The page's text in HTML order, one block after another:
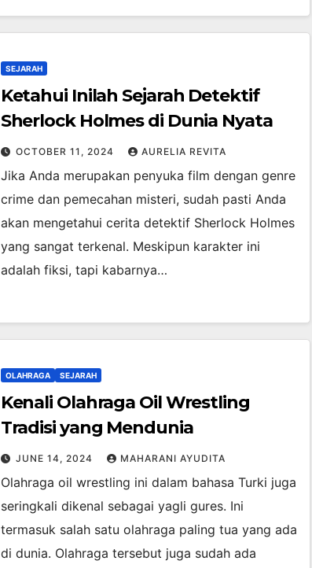
SEJARAH
Ketahui Inilah Sejarah Detektif
Sherlock Holmes di Dunia Nyata
OCTOBER 11, 2024 AURELIA REVITA
Jika Anda merupakan penyuka film dengan genre
crime dan pemecahan misteri, sudah pasti Anda
akan mengetahui cerita detektif Sherlock Holmes
yang sangat terkenal. Meskipun karakter ini
adalah fiksi, tapi kabarnya…
OLAHRAGA SEJARAH
Kenali Olahraga Oil Wrestling
Tradisi yang Mendunia
JUNE 14, 2024 MAHARANI AYUDITA
Olahraga oil wrestling ini dalam bahasa Turki juga
seringkali dikenal sebagai yagli gures. Ini
termasuk salah satu olahraga paling tua yang ada
di dunia. Olahraga tersebut juga sudah ada